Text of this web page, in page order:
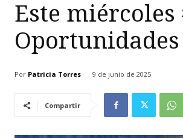
Este
Por Patricia Torres 9 de junio de 2025
Compartir